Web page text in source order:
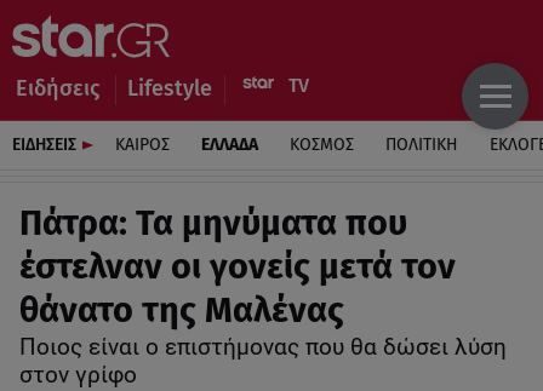
Ειδήσεις Lifestyle
ΕΙΔΗΣΕΙΣ ΚΑΙΡΟΣ ΕΛΛΑΔΑ ΚΟΣΜΟΣ ΠΟΛΙΤΙΚΗ
Πάτρα: Τα μηνύματα που
έστελναν οι γονείς μετά τον
θάνατο της Μαλένας
Ποιος είναι ο επιστήμονας που θα δώσει λύση
στον γρίφο